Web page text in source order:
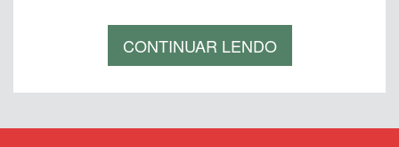
CONTINUAR LENDO